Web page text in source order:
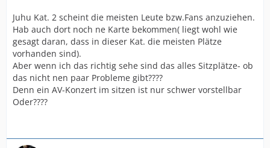
Juhu Kat. 2 scheint die meisten Leute bzw.Fans anzuziehen.
Hab auch dort noch ne Karte bekommen( liegt wohl wie
gesagt daran, dass in dieser Kat. die meisten Plätze
vorhanden sind).
Aber wenn ich das richtig sehe sind das alles Sitzplätze- ob
das nicht nen paar Probleme gibt????
Denn ein AV-Konzert im sitzen ist nur schwer vorstellbar
Oder????